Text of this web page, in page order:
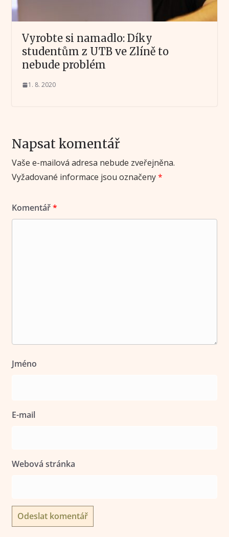
Vyrobte si namadlo: Díky
studentům z UTB ve Zlíně to
nebude problém
1. 8. 2020
Napsat komentář
Vaše e-mailová adresa nebude zveřejněna.
Vyžadované informace jsou označeny*
Komentář*
Jméno
E-mail
Webová stránka